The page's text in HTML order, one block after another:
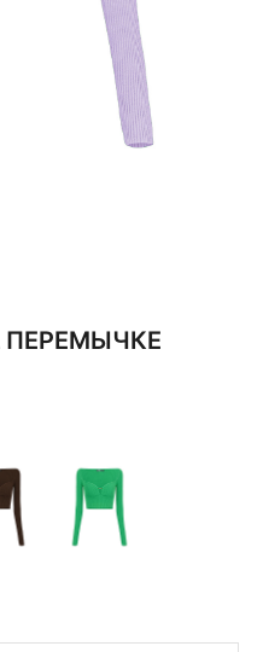
ПЕРЕМЫЧКЕ